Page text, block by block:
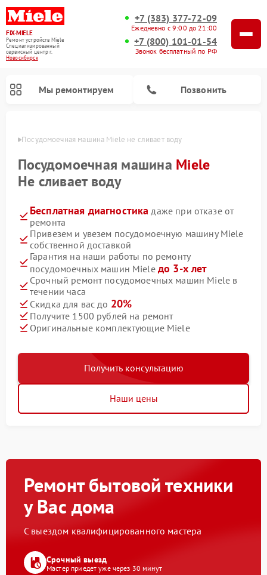
FIX-MIELE
Ремонт устройств Miele
Специализированный
cервисный центр г.
Новосибирск
+7 (383) 377-72-09
Ежедневно с 9:00 до 21:00
+7 (800) 101-01-54
Звонок бесплатный по РФ
Мы ремонтируем Позвонить
Посудомоечная машина Miele не сливает воду
Посудомоечная машина Miele
Не сливает воду
Бесплатная диагностика даже при отказе от
ремонта
Привезем и увезем посудомоечную машину Miele
собственной доставкой
Гарантия на наши работы по ремонту
посудомоечных машин Miele до 3-х лет
Срочный ремонт посудомоечных машин Miele в
течении часа
Скидка для вас до 20%
Получите 1500 рублей на ремонт
Оригинальные комплектующие Miele
Получить консультацию
Наши цены
Ремонт бытовой техники
у Вас дома
С выездом квалифицированного мастера
Срочный выезд
Мастер приедет уже через 30 минут